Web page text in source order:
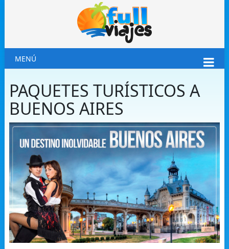
MENÚ
PAQUETES TURÍSTICOS A
BUENOS AIRES